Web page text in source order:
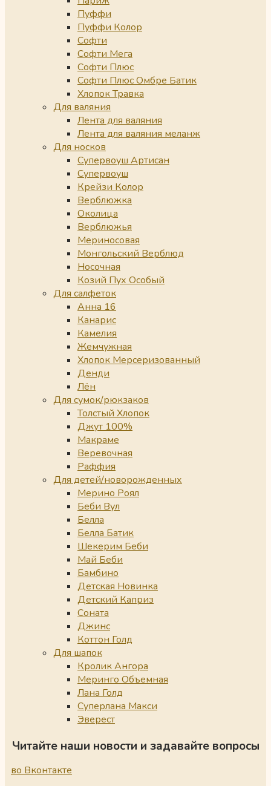
Пуффи
Пуффи Колор
Софти
Софти Мега
Софти Плюс
Софти Плюс Омбре Батик
Хлопок Травка
Для валяния
Лента для валяния
Лента для валяния меланж
Для носков
Супервоуш Артисан
Супервоуш
Крейзи Колор
Верблюжка
Околица
Верблюжья
Мериносовая
Монгольский Верблюд
Носочная
Козий Пух Особый
Для салфеток
Анна 16
Канарис
Камелия
Жемчужная
Хлопок Мерсеризованный
Денди
Лён
Для сумок/рюкзаков
Толстый Хлопок
Джут 100%
Макраме
Веревочная
Раффия
Для детей/новорожденных
Мерино Роял
Беби Вул
Белла
Белла Батик
Шекерим Беби
Май Беби
Бамбино
Детская Новинка
Детский Каприз
Соната
Джинс
Коттон Голд
Для шапок
Кролик Ангора
Меринго Объемная
Лана Голд
Суперлана Макси
Эверест
Читайте наши новости и задавайте вопросы
во Вконтакте